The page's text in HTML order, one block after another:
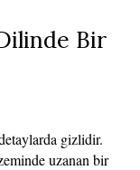
Bir
gizlidir.
uzanan bir